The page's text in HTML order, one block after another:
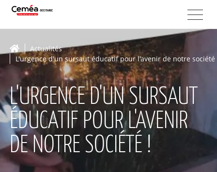
Actualités
L'urgence d'un sursaut éducatif pour l'avenir de notre société
L'URGENCE D'UN SURSAUT
ÉDUCATIF POUR L'AVENIR
DE NOTRE SOCIÉTÉ !